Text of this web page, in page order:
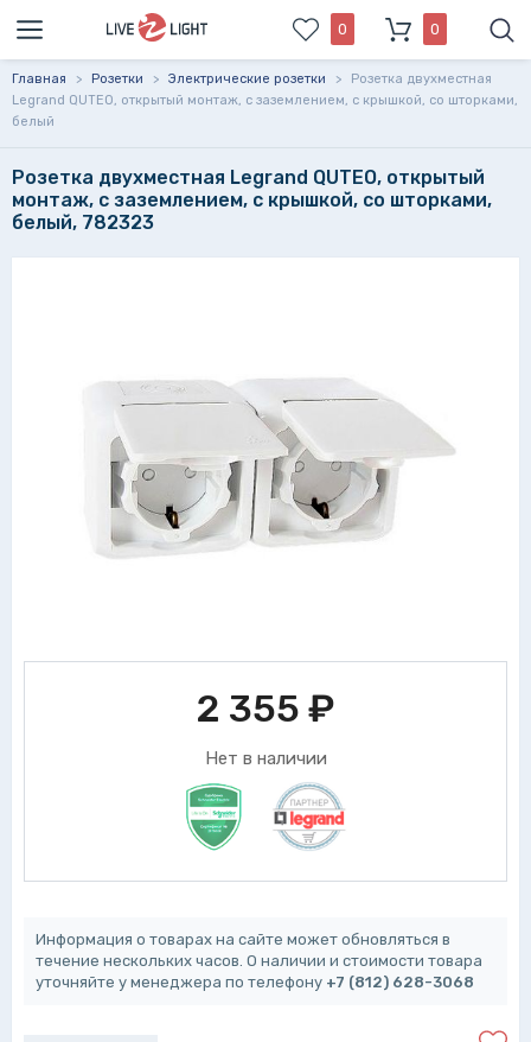
0 0
Главная > Розетки > Электрические розетки >
Розетка двухместная
Legrand QUTEO, открытый монтаж, с заземлением, с крышкой, со шторками,
белый
Розетка двухместная Legrand QUTEO, открытый
монтаж, с заземлением, с крышкой, со шторками,
белый, 782323
2 355 ₽
Нет в наличии
Информация о товарах на сайте может обновляться в
течение нескольких часов. О наличии и стоимости товара
уточняйте у менеджера по телефону +7 (812) 628-3068